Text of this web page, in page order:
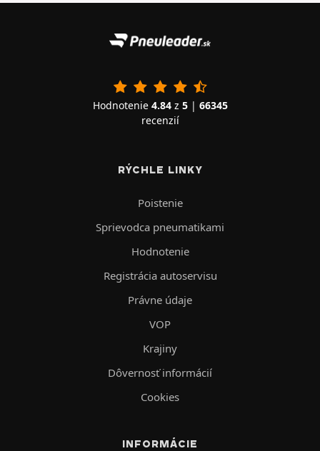
Hodnotenie 4.84z 5| 66345
recenzií
RÝCHLE LINKY
Poistenie
Sprievodca pneumatikami
Hodnotenie
Registrácia autoservisu
Právne údaje
VOP
Krajiny
Dôvernosť informácií
Cookies
INFORMÁCIE